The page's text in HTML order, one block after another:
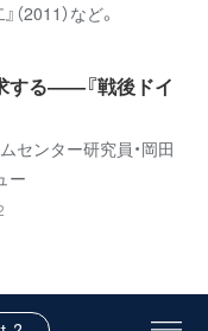
（2011）など。
する――『戦後ドイ
センター研究員・岡田
ー